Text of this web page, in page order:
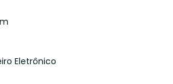
Eletrônico